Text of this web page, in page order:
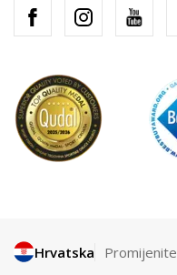
Hrvatska Promijenite